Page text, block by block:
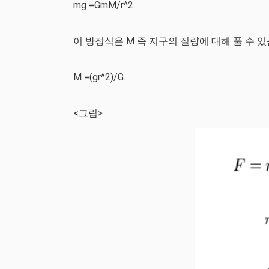
mg =GmM/r^2
이 방정식은 M 즉 지구의 질량에 대해 풀 수 있
M =(gr^2)/G.
<그림>